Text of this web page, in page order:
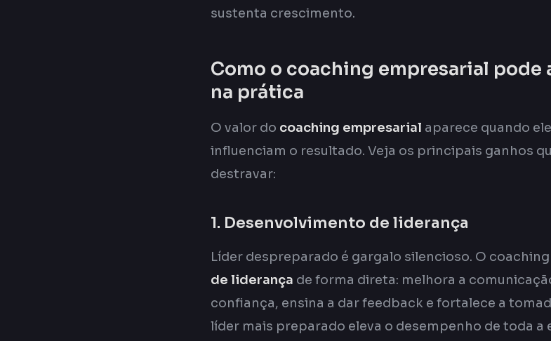
sustenta crescimento.
Como o coaching empresarial pode
na prática
O valor do coaching empresarial aparece quando
influenciam o resultado. Veja os principais ganhos
destravar:
1. Desenvolvimento de liderança
Líder despreparado é gargalo silencioso. O
de liderança de forma direta: melhora a
confiança, ensina a dar feedback e fortalece a
líder mais preparado eleva o desempenho de toda